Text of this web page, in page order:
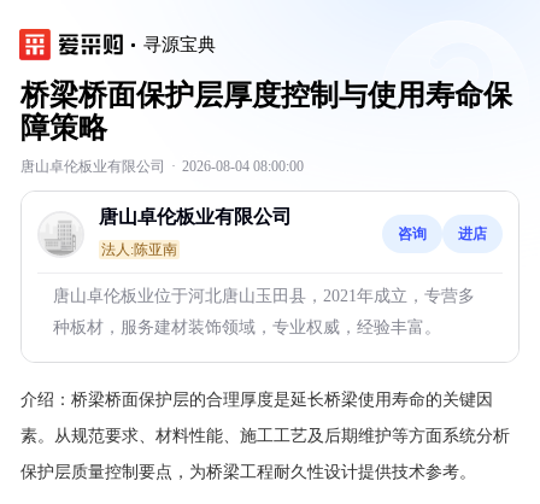
寻源宝典
桥梁桥面保护层厚度控制与使用寿命保
障策略
唐山卓伦板业有限公司 · 2026-08-04 08:00:00
唐山卓伦板业有限公司
法人:陈亚南
咨询 进店
唐山卓伦板业位于河北唐山玉田县，2021年成立，专营多
种板材，服务建材装饰领域，专业权威，经验丰富。
介绍： 桥梁桥面保护层的合理厚度是延长桥梁使用寿命的关键因
素。从规范要求、材料性能、施工工艺及后期维护等方面系统分析
保护层质量控制要点，为桥梁工程耐久性设计提供技术参考。